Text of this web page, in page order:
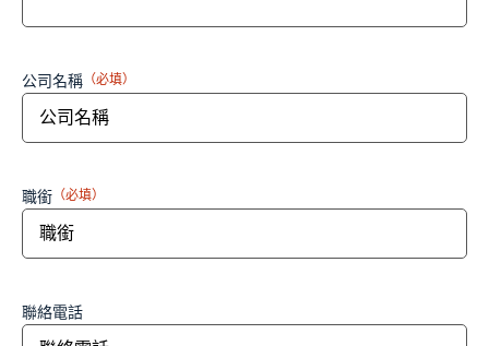
公司名稱 （必填）
職銜 （必填）
聯絡電話